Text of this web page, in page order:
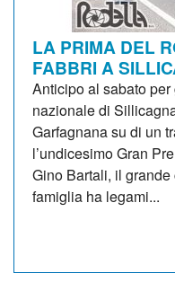
LA PRIMA DEL
FABBRI A
Anticipo al sabato
nazionale di
Garfagnana su di un
l’undicesimo Gran
Gino Bartali, il
famiglia ha legami...